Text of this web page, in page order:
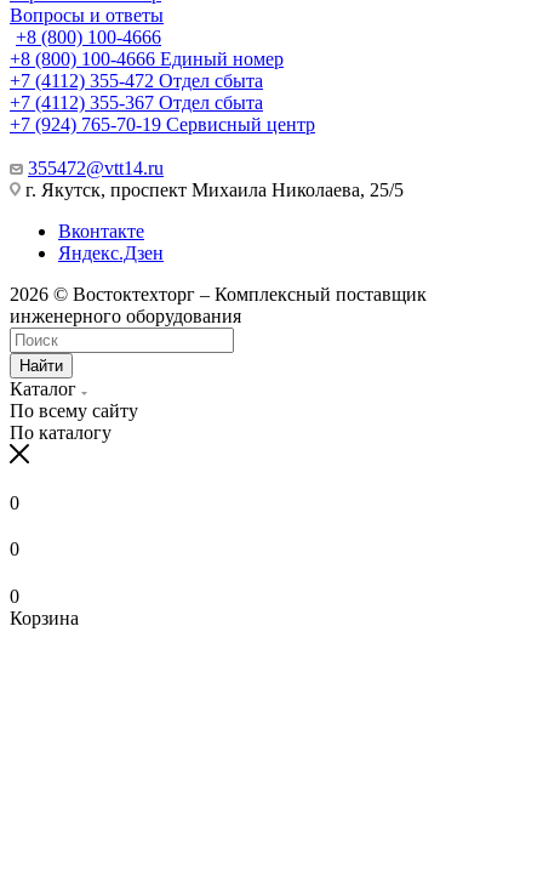
Вопросы и ответы
+8 (800) 100-4666
+8 (800) 100-4666 Единый номер
+7 (4112) 355-472 Отдел сбыта
+7 (4112) 355-367 Отдел сбыта
+7 (924) 765-70-19 Сервисный центр
355472@vtt14.ru
г. Якутск, проспект Михаила Николаева, 25/5
Вконтакте
Яндекс.Дзен
2026 © Востоктехторг – Комплексный поставщик
инженерного оборудования
Найти
Каталог
По всему сайту
По каталогу
0
0
0
Корзина